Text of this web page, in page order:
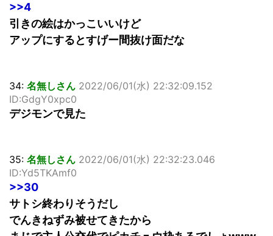
>>4
引きの絵はかっこいいけど
アップにするとすげー間抜け面だな
34: 名無しさん 2022/06/01(水) 22:32:09.152
ID:GdgY0xpc0
デジモンで見た
35: 名無しさん 2022/06/01(水) 22:32:23.046
ID:Yd5TKAmf0
>>30
サトシ終わりそうだし
でんきねずみ被せてきたから